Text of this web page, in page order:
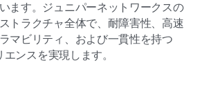
ます。ジュニパーネットワークスの
トラクチャ全体で、耐障害性、高速
マビリティ、および一貫性を持つ
ンスを実現します。